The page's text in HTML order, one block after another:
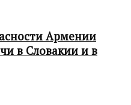
Армении
в Словакии и в